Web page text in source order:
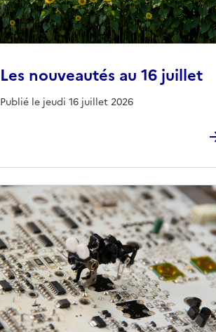
Les nouveautés au 16 juillet
Publié le jeudi 16 juillet 2026